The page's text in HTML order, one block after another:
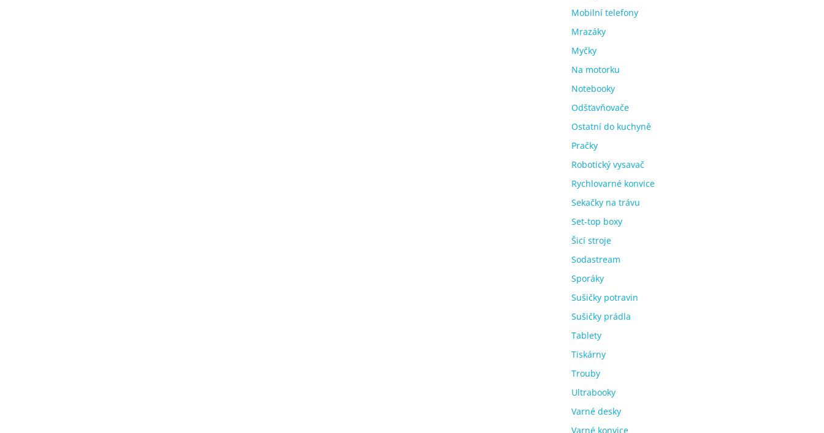
Mobilní telefony
Mrazáky
Myčky
Na motorku
Notebooky
Odšťavňovače
Ostatní do kuchyně
Pračky
Robotický vysavač
Rychlovarné konvice
Sekačky na trávu
Set-top boxy
Šicí stroje
Sodastream
Sporáky
Sušičky potravin
Sušičky prádla
Tablety
Tiskárny
Trouby
Ultrabooky
Varné desky
Varné konvice